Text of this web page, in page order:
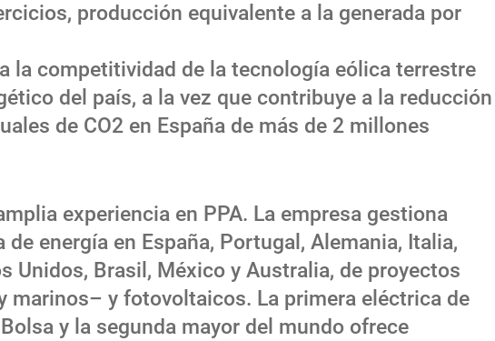
producción equivalente a la generada por
la competitividad de la tecnología eólica terrestre
del país, a la vez que contribuye a la reducción
de CO2 en España de más de 2 millones
experiencia en PPA. La empresa gestiona
de energía en España, Portugal, Alemania, Italia,
Unidos, Brasil, México y Australia, de proyectos
marinos– y fotovoltaicos. La primera eléctrica de
y la segunda mayor del mundo ofrece